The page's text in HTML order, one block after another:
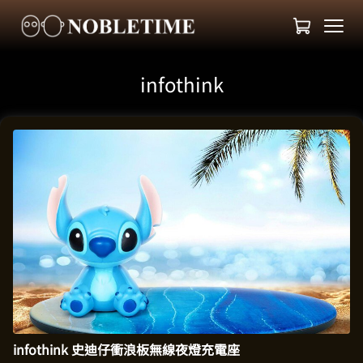
infothink
infothink 史迪仔衝浪板無線夜燈充電座